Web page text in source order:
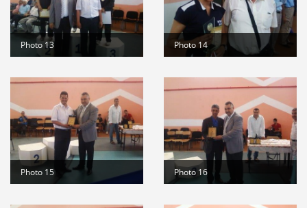
Photo 13 Photo 14
Photo 15 Photo 16